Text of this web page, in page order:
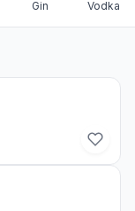
Gin Vodka